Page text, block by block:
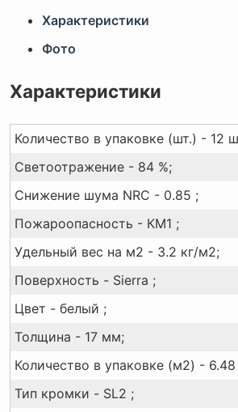
Характеристики
Фото
Характеристики
Количество в упаковке (шт.) - 12
Светоотражение - 84 %;
Снижение шума NRC - 0.85 ;
Пожароопасность - КМ1 ;
Удельный вес на м2 - 3.2 кг/м2;
Поверхность - Sierra ;
Цвет - белый ;
Толщина - 17 мм;
Количество в упаковке (м2) -
Тип кромки - SL2 ;